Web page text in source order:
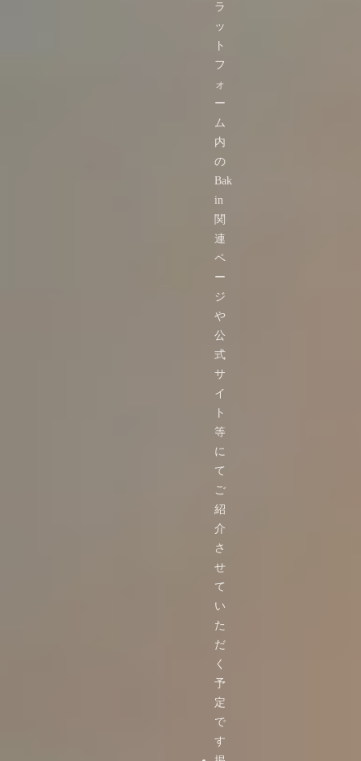
ラ
ッ
ト
フ
ォ
ー
ム
内
の
Bak
in
関
連
ペ
ー
ジ
や
公
式
サ
イ
ト
等
に
て
ご
紹
介
さ
せ
て
い
た
だ
く
予
定
で
す